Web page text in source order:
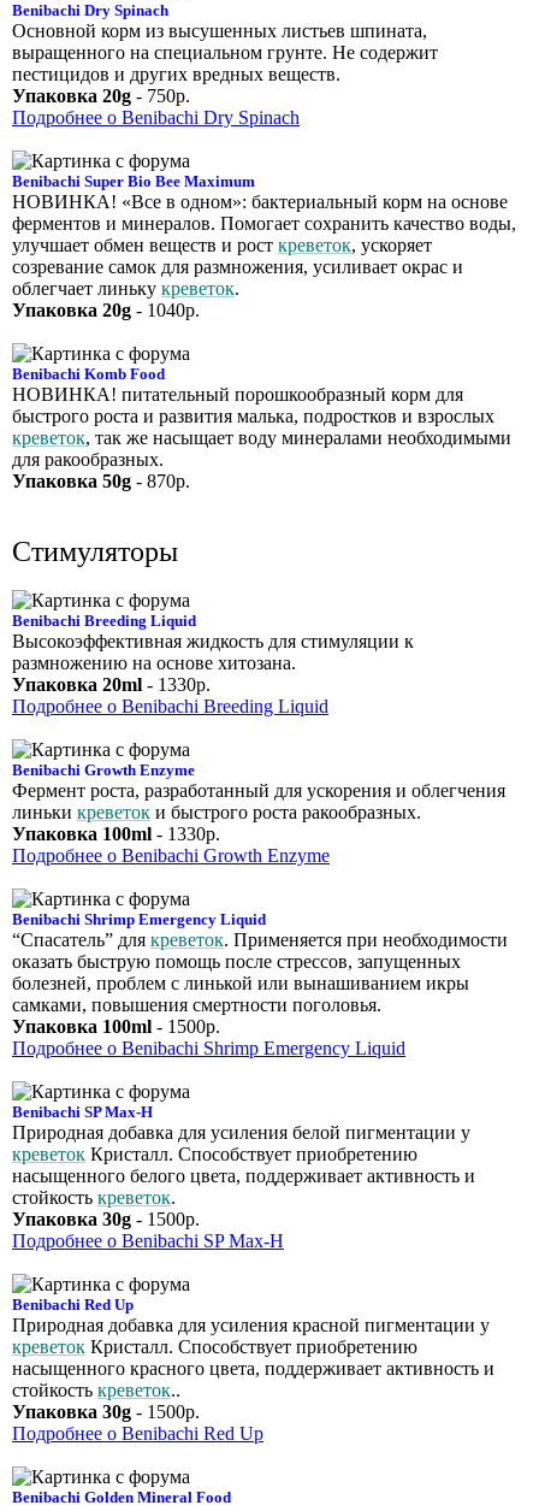
Benibachi Dry Spinach
Основной корм из высушенных листьев шпината,
выращенного на специальном грунте. Не содержит
пестицидов и других вредных веществ.
Упаковка 20g - 750р.
Подробнее о Benibachi Dry Spinach
Benibachi Super Bio Bee Maximum
НОВИНКА! «Все в одном»: бактериальный корм на основе
ферментов и минералов. Помогает сохранить качество воды,
улучшает обмен веществ и рост креветок, ускоряет
созревание самок для размножения, усиливает окрас и
облегчает линьку креветок.
Упаковка 20g - 1040р.
Benibachi Komb Food
НОВИНКА! питательный порошкообразный корм для
быстрого роста и развития малька, подростков и взрослых
креветок, так же насыщает воду минералами необходимыми
для ракообразных.
Упаковка 50g - 870р.
Стимуляторы
Benibachi Breeding Liquid
Высокоэффективная жидкость для стимуляции к
размножению на основе хитозана.
Упаковка 20ml - 1330р.
Подробнее о Benibachi Breeding Liquid
Benibachi Growth Enzyme
Фермент роста, разработанный для ускорения и облегчения
линьки креветок и быстрого роста ракообразных.
Упаковка 100ml - 1330р.
Подробнее о Benibachi Growth Enzyme
Benibachi Shrimp Emergency Liquid
“Спасатель” для креветок. Применяется при необходимости
оказать быструю помощь после стрессов, запущенных
болезней, проблем с линькой или вынашиванием икры
самками, повышения смертности поголовья.
Упаковка 100ml - 1500р.
Подробнее о Benibachi Shrimp Emergency Liquid
Benibachi SP Max-H
Природная добавка для усиления белой пигментации у
креветок Кристалл. Способствует приобретению
насыщенного белого цвета, поддерживает активность и
стойкость креветок.
Упаковка 30g - 1500р.
Подробнее о Benibachi SP Max-H
Benibachi Red Up
Природная добавка для усиления красной пигментации у
креветок Кристалл. Способствует приобретению
насыщенного красного цвета, поддерживает активность и
стойкость креветок..
Упаковка 30g - 1500р.
Подробнее о Benibachi Red Up
Benibachi Golden Mineral Food